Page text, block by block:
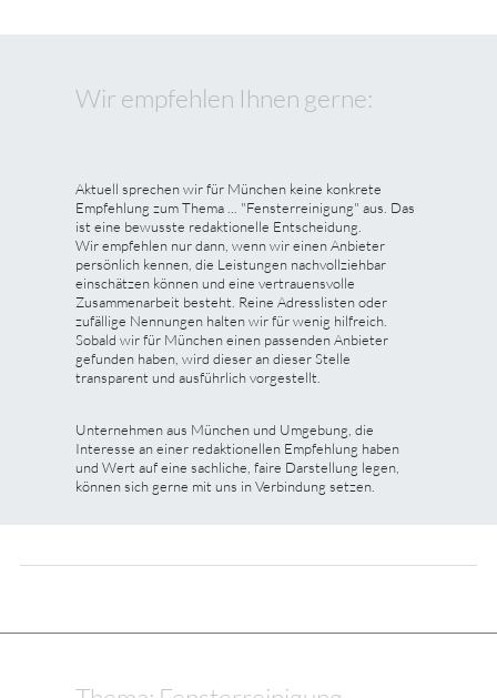
Wir empfehlen Ihnen gerne:
Aktuell sprechen wir für München keine konkrete
Empfehlung zum Thema ... "Fensterreinigung" aus. Das
ist eine bewusste redaktionelle Entscheidung.
Wir empfehlen nur dann, wenn wir einen Anbieter
persönlich kennen, die Leistungen nachvollziehbar
einschätzen können und eine vertrauensvolle
Zusammenarbeit besteht. Reine Adresslisten oder
zufällige Nennungen halten wir für wenig hilfreich.
Sobald wir für München einen passenden Anbieter
gefunden haben, wird dieser an dieser Stelle
transparent und ausführlich vorgestellt.
Unternehmen aus München und Umgebung, die
Interesse an einer redaktionellen Empfehlung haben
und Wert auf eine sachliche, faire Darstellung legen,
können sich gerne mit uns in Verbindung setzen.